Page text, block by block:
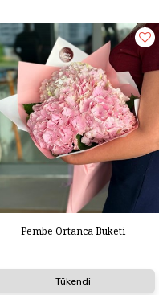
Pembe Ortanca Buketi
Tükendi